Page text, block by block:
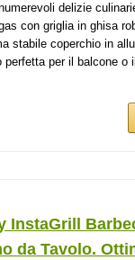
delizie
con griglia in ghisa
stabile coperchio in
perfetta per il balcone o
InstaGrill
da Tavolo.